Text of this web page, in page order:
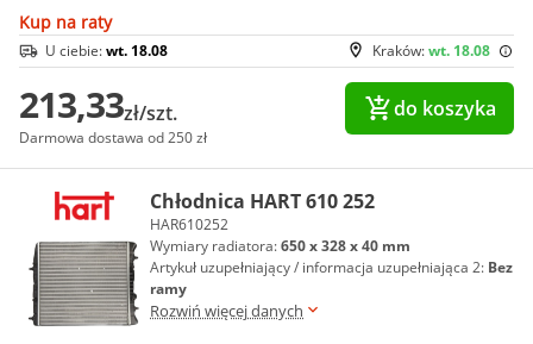
Kup na raty
Kraków:wt. 18.08
U ciebie:wt. 18.08
213,33zł/szt.
Darmowa dostawa od 250 zł
do koszyka
Chłodnica HART 610 252
HAR610252
Wymiary radiatora:650 x 328 x 40 mm
Artykuł uzupełniający / informacja uzupełniająca 2: Bez
ramy
Rozwiń więcej danych